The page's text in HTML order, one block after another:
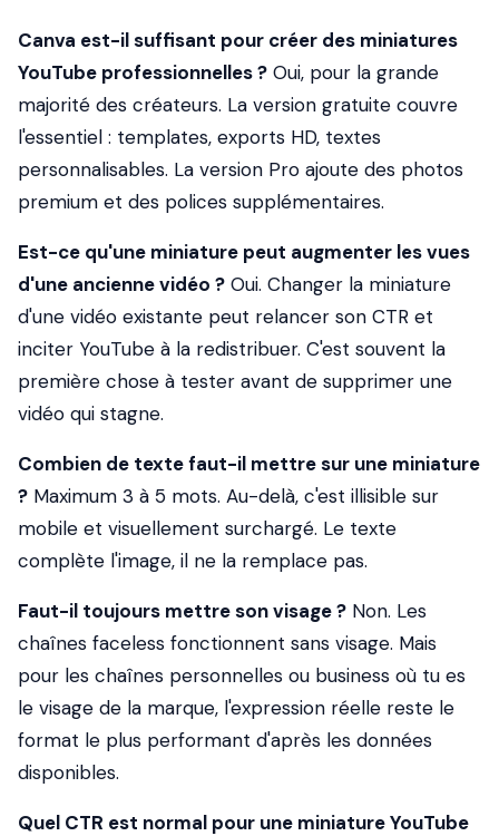
Canva est-il suffisant pour créer des miniatures
YouTube professionnelles ? Oui, pour la grande
majorité des créateurs. La version gratuite couvre
l'essentiel : templates, exports HD, textes
personnalisables. La version Pro ajoute des photos
premium et des polices supplémentaires.
Est-ce qu'une miniature peut augmenter les vues
d'une ancienne vidéo ? Oui. Changer la miniature
d'une vidéo existante peut relancer son CTR et
inciter YouTube à la redistribuer. C'est souvent la
première chose à tester avant de supprimer une
vidéo qui stagne.
Combien de texte faut-il mettre sur une miniature
? Maximum 3 à 5 mots. Au-delà, c'est illisible sur
mobile et visuellement surchargé. Le texte
complète l'image, il ne la remplace pas.
Faut-il toujours mettre son visage ? Non. Les
chaînes faceless fonctionnent sans visage. Mais
pour les chaînes personnelles ou business où tu es
le visage de la marque, l'expression réelle reste le
format le plus performant d'après les données
disponibles.
Quel CTR est normal pour une miniature YouTube